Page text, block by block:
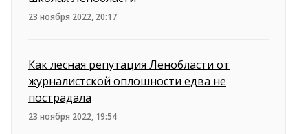
23 ноября 2022, 20:17
Как лесная репутация Ленобласти от
журналистской оплошности едва не
пострадала
23 ноября 2022, 19:54